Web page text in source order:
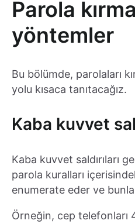
Parola
yöntemler
Bu bölümde, parolaları
yolu kısaca tanıtacağız.
Kaba kuvvet
Kaba kuvvet saldırıları
parola kuralları
enumerate eder ve
Örneğin, cep telefonları